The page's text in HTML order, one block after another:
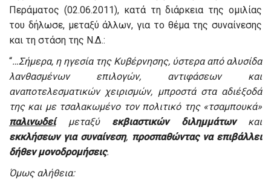
Περάματος (02.06.2011), κατά τη διάρκεια της ομιλίας
του δήλωσε, μεταξύ άλλων, για το θέμα της συναίνεσης
και τη στάση της Ν.Δ.:
“…Σήμερα, η ηγεσία της Κυβέρνησης, ύστερα από αλυσίδα
λανθασμένων επιλογών, αντιφάσεων και
αναποτελεσματικών χειρισμών, μπροστά στα αδιέξοδά
της και με τσαλακωμένο τον πολιτικό της «τσαμπουκά»
παλινωδείμεταξύ εκβιαστικών διλημμάτωνκαι
εκκλήσεων για συναίνεση, προσπαθώντας να επιβάλλει
δήθεν μονοδρομήσεις.
Όμως αλήθεια: